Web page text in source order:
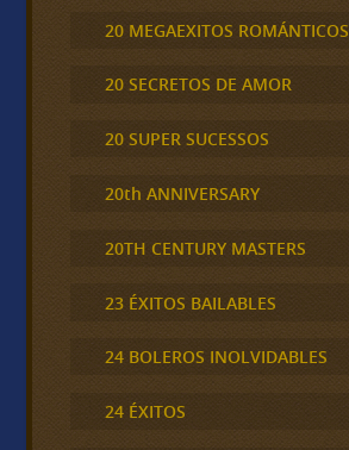
20 MEGAEXITOS ROMÁNTICOS
20 SECRETOS DE AMOR
20 SUPER SUCESSOS
20th ANNIVERSARY
20TH CENTURY MASTERS
23 ÉXITOS BAILABLES
24 BOLEROS INOLVIDABLES
24 ÉXITOS